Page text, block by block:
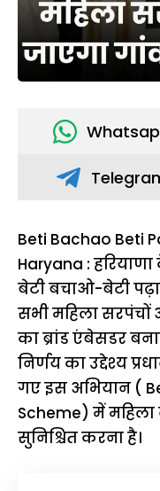
Beti Bachao Beti
Haryana :
बेटी बचाओ-बेटी
सभी महिला सरपंचों
का ब्रांड एंबेसडर
निर्णय का उद्देश्य
गए इस अभियान (
Scheme) में महिला
सुनिश्चित करना है।